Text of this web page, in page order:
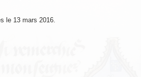
le 13 mars 2016.